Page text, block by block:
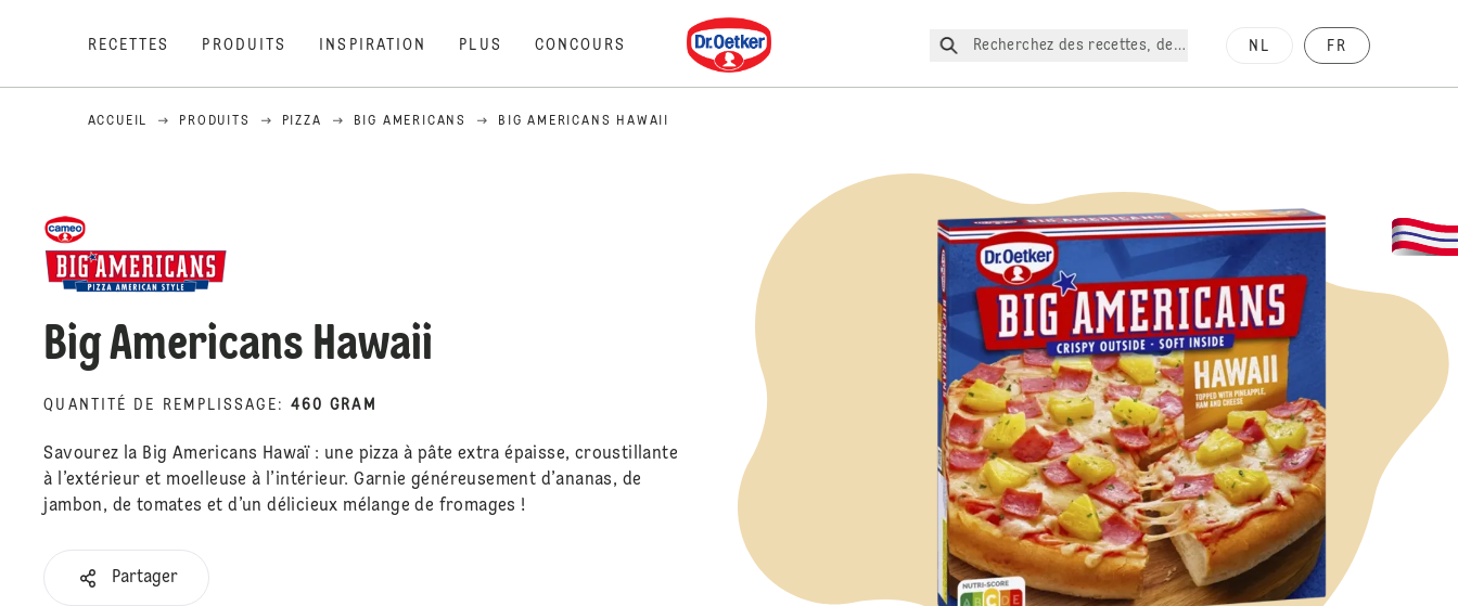
RECETTES PRODUITS INSPIRATION PLUS CONCOURS
Dr. Oetker
Recherchez des recettes, des produits, etc.
NL FR
ACCUEIL PRODUITS PIZZA BIG AMERICANS BIG AMERICANS HAWAII
Big Americans Hawaii
QUANTITÉ DE REMPLISSAGE : 460 GRAM
Savourez la Big Americans Hawaï : une pizza à pâte extra épaisse, croustillante
à l’extérieur et moelleuse à l’intérieur. Garnie généreusement d’ananas, de
jambon, de tomates et d’un délicieux mélange de fromages !
Partager